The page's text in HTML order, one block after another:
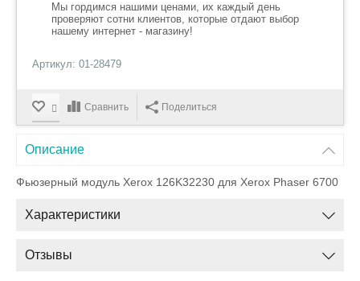
Мы гордимся нашими ценами, их каждый день
проверяют сотни клиентов, которые отдают выбор
нашему интернет - магазину!
Артикул: 01-28479
Сравнить Поделиться
Описание
Фьюзерный модуль Xerox 126K32230 для Xerox Phaser 6700
Характеристики
Отзывы